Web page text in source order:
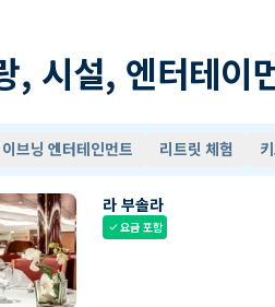
, 시설, 엔터테이
이브닝 엔터테인먼트 리트릿 체험
라 부솔라
check요금 포함